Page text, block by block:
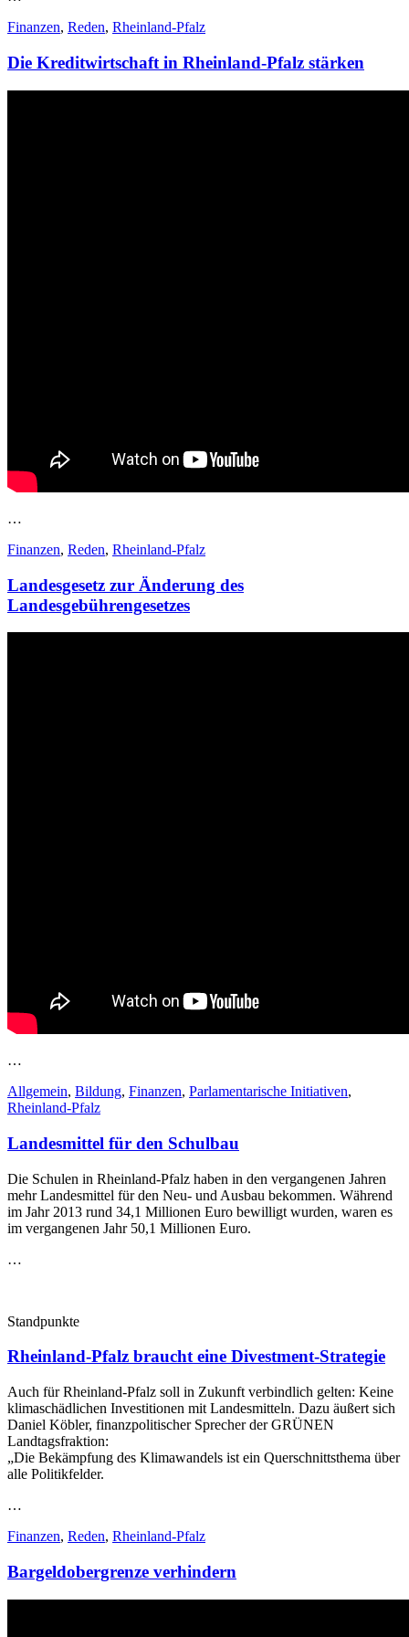
Finanzen, Reden, Rheinland-Pfalz
Die Kreditwirtschaft in Rheinland-Pfalz stärken
…
Finanzen, Reden, Rheinland-Pfalz
Landesgesetz zur Änderung des
Landesgebührengesetzes
…
Allgemein, Bildung, Finanzen, Parlamentarische Initiativen,
Rheinland-Pfalz
Landesmittel für den Schulbau
Die Schulen in Rheinland-Pfalz haben in den vergangenen Jahren
mehr Landesmittel für den Neu- und Ausbau bekommen. Während
im Jahr 2013 rund 34,1 Millionen Euro bewilligt wurden, waren es
im vergangenen Jahr 50,1 Millionen Euro.
…
Standpunkte
Rheinland-Pfalz braucht eine Divestment-Strategie
Auch für Rheinland-Pfalz soll in Zukunft verbindlich gelten: Keine
klimaschädlichen Investitionen mit Landesmitteln. Dazu äußert sich
Daniel Köbler, finanzpolitischer Sprecher der GRÜNEN
Landtagsfraktion:
„Die Bekämpfung des Klimawandels ist ein Querschnittsthema über
alle Politikfelder.
…
Finanzen, Reden, Rheinland-Pfalz
Bargeldobergrenze verhindern